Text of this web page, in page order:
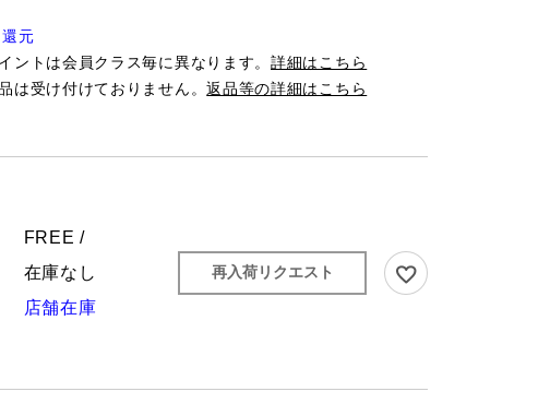
元
ントは会員クラス毎に異なります。詳細はこちら
は受け付けておりません。返品等の詳細はこちら
FREE /
在庫なし
店舗在庫
再入荷リクエスト